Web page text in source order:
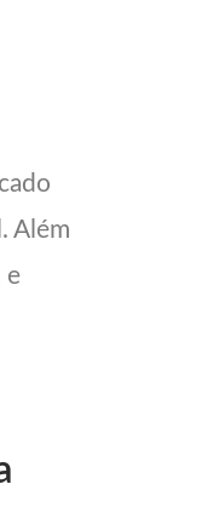
Além
e